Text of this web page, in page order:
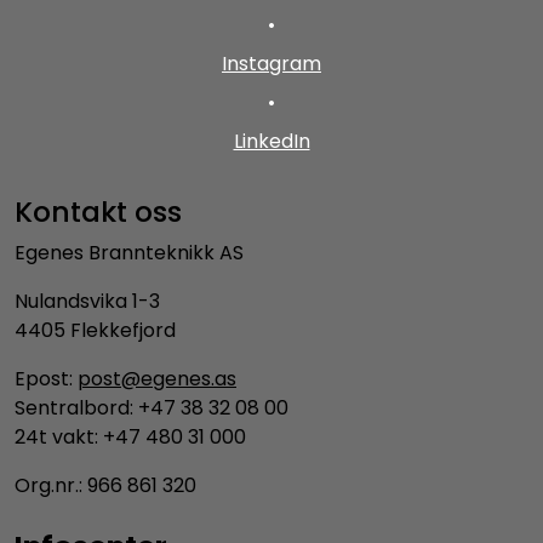
•
Instagram
•
LinkedIn
Kontakt oss
Egenes Brannteknikk AS
Nulandsvika 1-3
4405 Flekkefjord
Epost: post@egenes.as
Sentralbord: +47 38 32 08 00
24t vakt: +47 480 31 000
Org.nr.: 966 861 320